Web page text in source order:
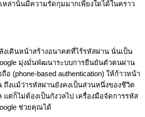
หล่านั้นมีความรัดกุมมากเพียงใดได้ในคราว
งเดินหน้าสร้างอนาคตที่ไร้รหัสผ่าน นั่นเป็น
มุ่งมั่นพัฒนาระบบการยืนยันตัวตนผ่าน
อ (phone-based authentication) ให้ก้าวหน้า
ถึงแม้ว่ารหัสผ่านยังคงเป็นส่วนหนึ่งของชีวิต
ต่ก็ไม่ต้องเป็นกังวลไป เครื่องมือจัดการรหัส
ช่วยคุณได้